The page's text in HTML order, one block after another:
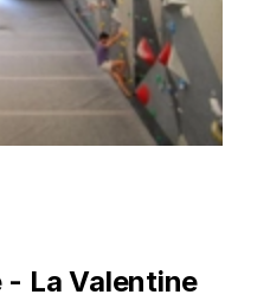
- La Valentine